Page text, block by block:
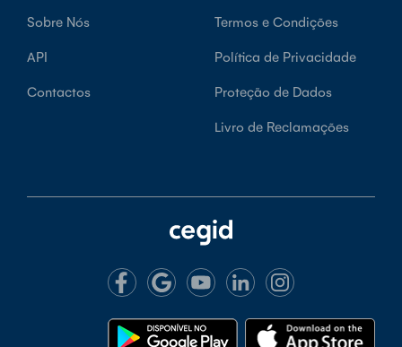
Sobre Nós
API
Contactos
Termos e Condições
Política de Privacidade
Proteção de Dados
Livro de Reclamações